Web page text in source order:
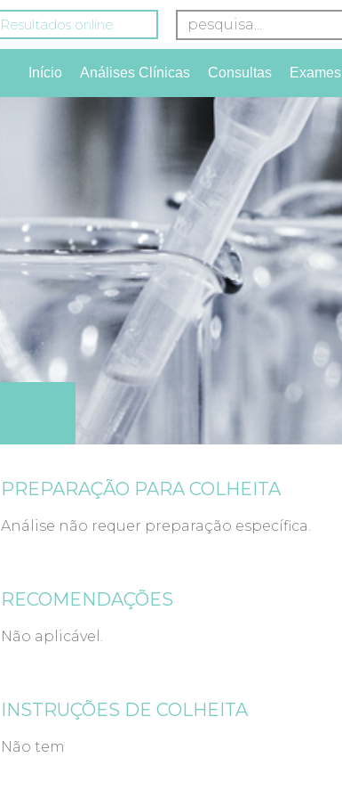
Resultados online
Início Análises Clínicas Consultas Exames
PREPARAÇÃO PARA COLHEITA
Análise não requer preparação específica.
RECOMENDAÇÕES
Não aplicável.
INSTRUÇÕES DE COLHEITA
Não tem